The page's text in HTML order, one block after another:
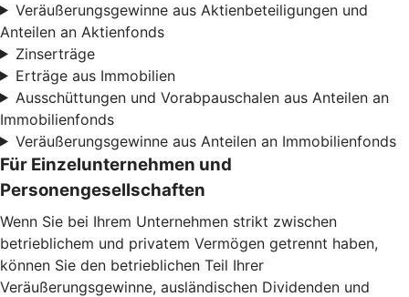
Veräußerungsgewinne aus Aktienbeteiligungen und
Anteilen an Aktienfonds
Zinserträge
Erträge aus Immobilien
Ausschüttungen und Vorabpauschalen aus Anteilen an
Immobilienfonds
Veräußerungsgewinne aus Anteilen an Immobilienfonds
Für Einzelunternehmen und
Personengesellschaften
Wenn Sie bei Ihrem Unternehmen strikt zwischen
betrieblichem und privatem Vermögen getrennt haben,
können Sie den betrieblichen Teil Ihrer
Veräußerungsgewinne, ausländischen Dividenden und